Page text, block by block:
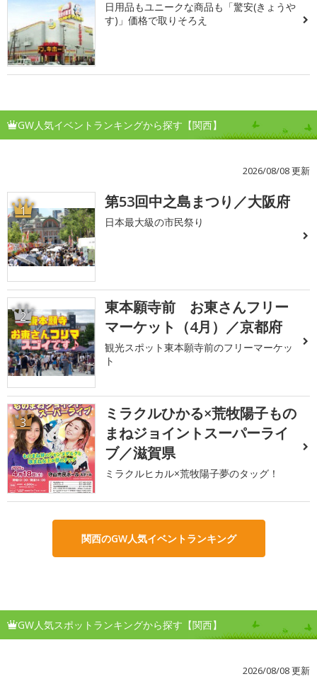
日用品もユニークな商品も「驚安(きょうや
す)」価格で取りそろえ
GW人気イベントランキングから探す【関西】
2026/08/08 更新
1 第53回中之島まつり／大阪府
日本最大級の市民祭り
2
東本願寺前 お東さんフリー
マーケット（4月）／京都府
観光スポット東本願寺前のフリーマーケッ
ト
3
ミラクルひかる×荒牧陽子もの
まねジョイントスーパーライ
ブ／滋賀県
ミラクルヒカル×荒牧陽子夢のタッグ！
関西のGW人気イベントランキング
GW人気スポットランキングから探す【関西】
2026/08/08 更新